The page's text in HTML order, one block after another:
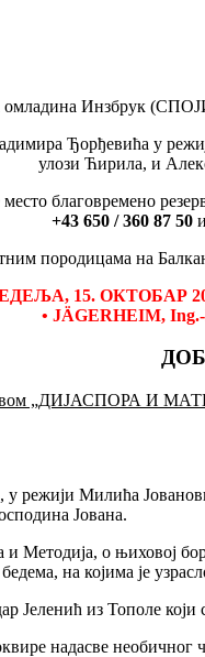
омладина Инзбрук
Ђорђевића у
улози Ћирила, и
благовремено
+43 650 / 360 87 50
породицама на
15. ОКТОБАР
• JÄGERHEIM,
„ДИЈАСПОРА И
режији Милића
Јована.
Методија, о њиховој
на којима је
из Тополе који
надасве